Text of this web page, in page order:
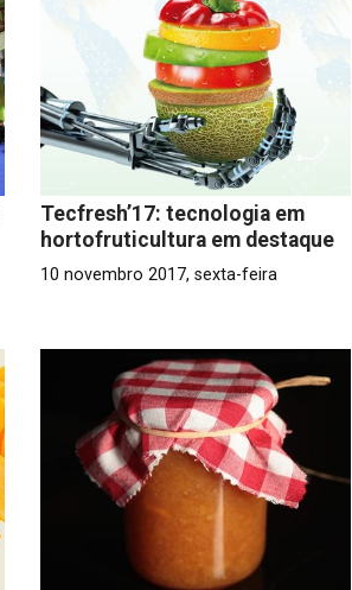
Tecfresh’17: tecnologia em
hortofruticultura em destaque
10 novembro 2017, sexta-feira